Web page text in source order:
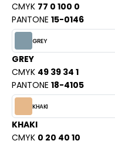
SEGURIDAD
DUICK
CMYK 77 0 100 0
PANTONE 15-0146
GREY
GREY
CMYK 49 39 34 1
PANTONE 18-4105
KHAKI
KHAKI
CMYK 0 20 40 10